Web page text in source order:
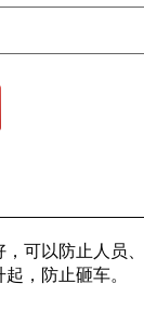
可以防止人员
，防止砸车。